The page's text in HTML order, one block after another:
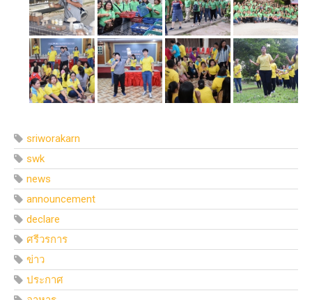
sriworakarn
swk
news
announcement
declare
ศรีวรการ
ข่าว
ประกาศ